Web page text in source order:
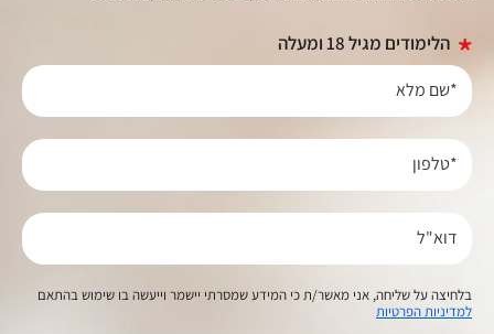
הלימודים מגיל 18 ומעלה
*שם מלא
*טלפון
דוא"ל
בלחיצה על שליחה, אני מאשר/ת כי המידע שמסרתי יישמר וייעשה בו שימוש בהתאם
למדיניות הפרטיות